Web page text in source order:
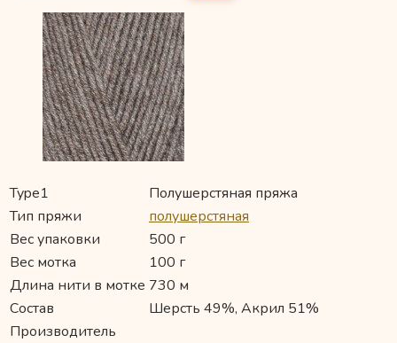
Type1
Полушерстяная пряжа
Тип пряжи
полушерстяная
Вес упаковки
500 г
Вес мотка
100 г
Длина нити в мотке 730 м
Состав
Шерсть 49%, Акрил 51%
Производитель